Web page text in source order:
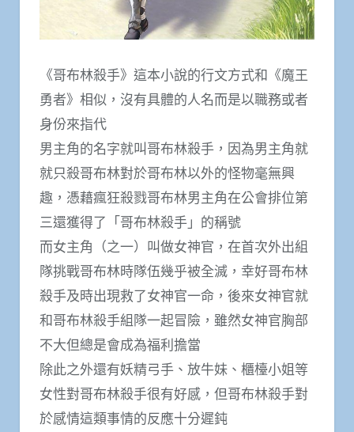
《哥布林殺手》這本小說的行文方式和《魔王
勇者》相似，沒有具體的人名而是以職務或者
身份來指代
男主角的名字就叫哥布林殺手，因為男主角就
就只殺哥布林對於哥布林以外的怪物毫無興
趣，憑藉瘋狂殺戮哥布林男主角在公會排位第
三還獲得了「哥布林殺手」的稱號
而女主角（之一）叫做女神官，在首次外出組
隊挑戰哥布林時隊伍幾乎被全滅，幸好哥布林
殺手及時出現救了女神官一命，後來女神官就
和哥布林殺手組隊一起冒險，雖然女神官胸部
不大但總是會成為福利擔當
除此之外還有妖精弓手、放牛妹、櫃檯小姐等
女性對哥布林殺手很有好感，但哥布林殺手對
於感情這類事情的反應十分遲鈍